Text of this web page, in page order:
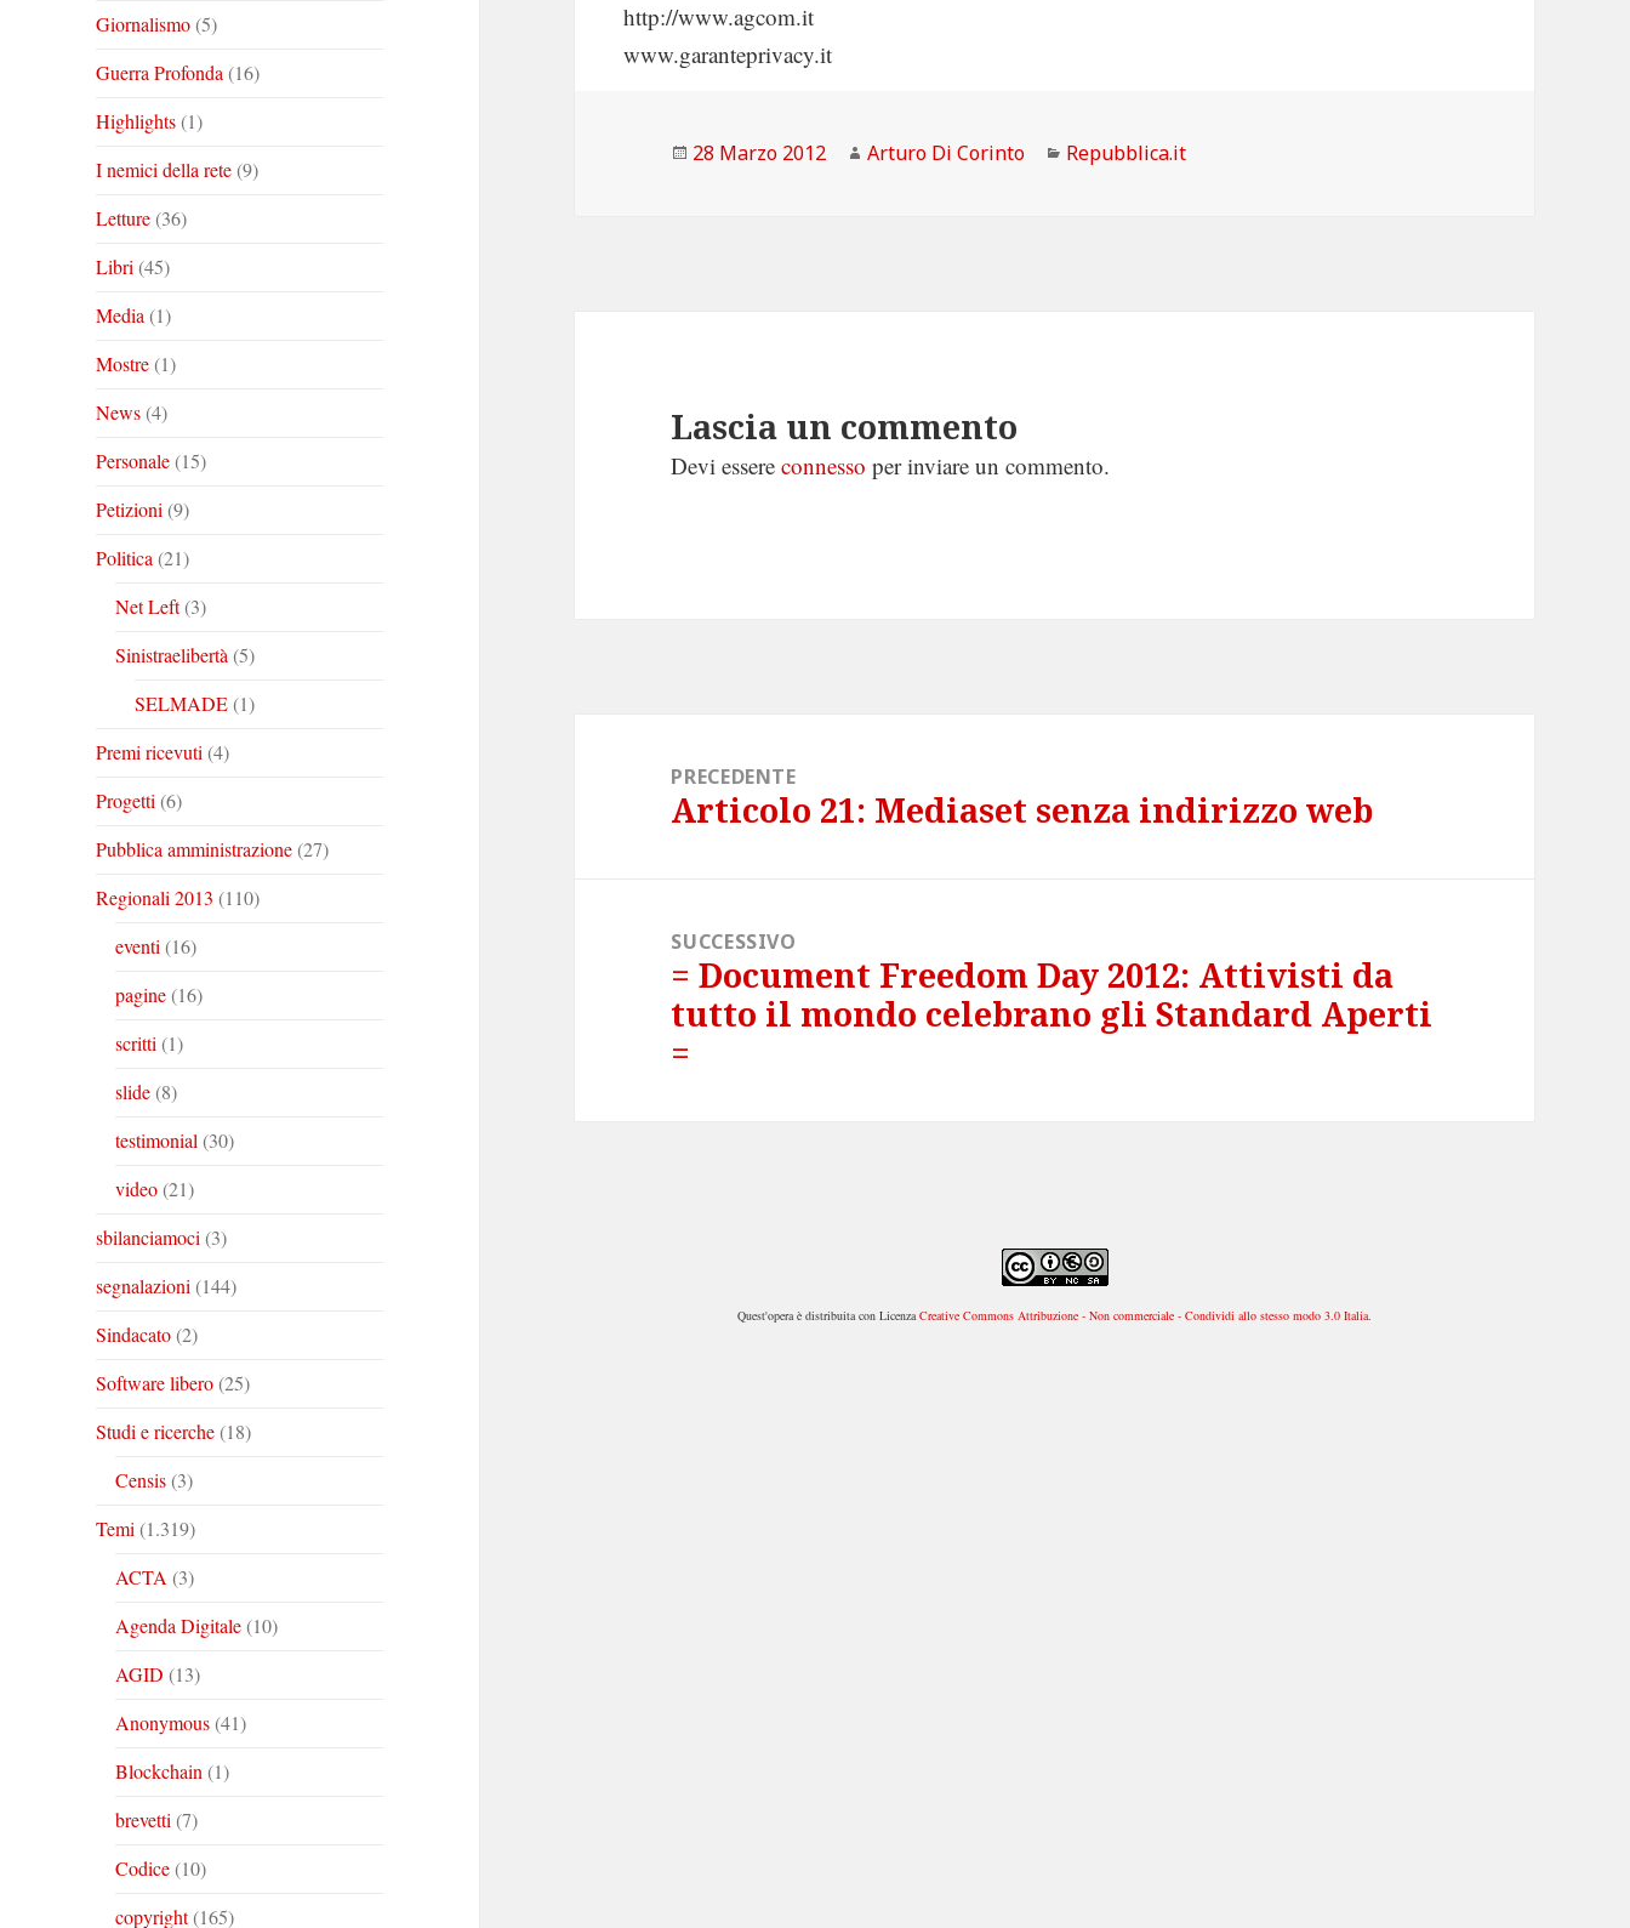
Giornalismo(5)
Guerra Profonda (16)
Highlights(1)
I nemici della rete(9)
Letture(36)
Libri (45)
Media (1)
Mostre(1)
News(4)
Personale(15)
Petizioni (9)
Politica (21)
Net Left(3)
Sinistraelibertà (5)
SELMADE(1)
Premi ricevuti (4)
Progetti (6)
Pubblica amministrazione(27)
Regionali 2013 (110)
eventi (16)
pagine(16)
scritti (1)
slide(8)
testimonial (30)
video(21)
sbilanciamoci (3)
segnalazioni (144)
Sindacato(2)
Software libero(25)
Studi e ricerche(18)
Censis(3)
Temi (1.319)
ACTA (3)
Agenda Digitale(10)
AGID (13)
Anonymous(41)
Blockchain (1)
brevetti (7)
Codice(10)
copyright(165)
http://www.agcom.it
www.garanteprivacy.it
Scritto
28 Marzo 2012 Autore
Arturo Di Corinto Categorie
Repubblica.it
Lascia un commento
Devi essereconnesso per inviare un commento.
PRECEDENTE
Articolo
Articolo 21: Mediaset senza indirizzo web
SUCCESSIVO
Articolo
successivo:
= Document Freedom Day 2012: Attivisti da
tutto il mondo celebrano gli Standard Aperti
=
Quest'opera è distribuita con LicenzaCreative Commons Attribuzione - Non commerciale - Condividi allo stesso modo 3.0 Italia.